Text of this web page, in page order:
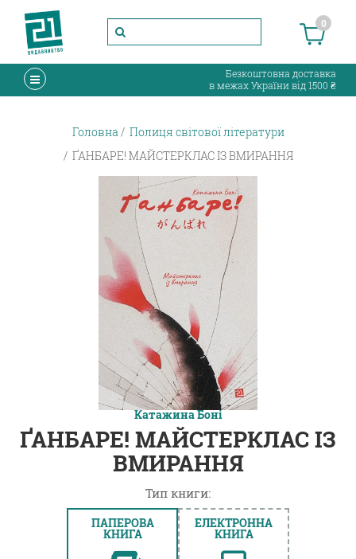
0
Безкоштовна доставка
в межах України від 1500 ₴
Головна
Полиця світової літератури
ҐАНБАРЕ! МАЙСТЕРКЛАС ІЗ ВМИРАННЯ
Катажина Боні
ҐАНБАРЕ! МАЙСТЕРКЛАС ІЗ
ВМИРАННЯ
Тип книги:
ПАПЕРОВА
КНИГА
ЕЛЕКТРОННА
КНИГА